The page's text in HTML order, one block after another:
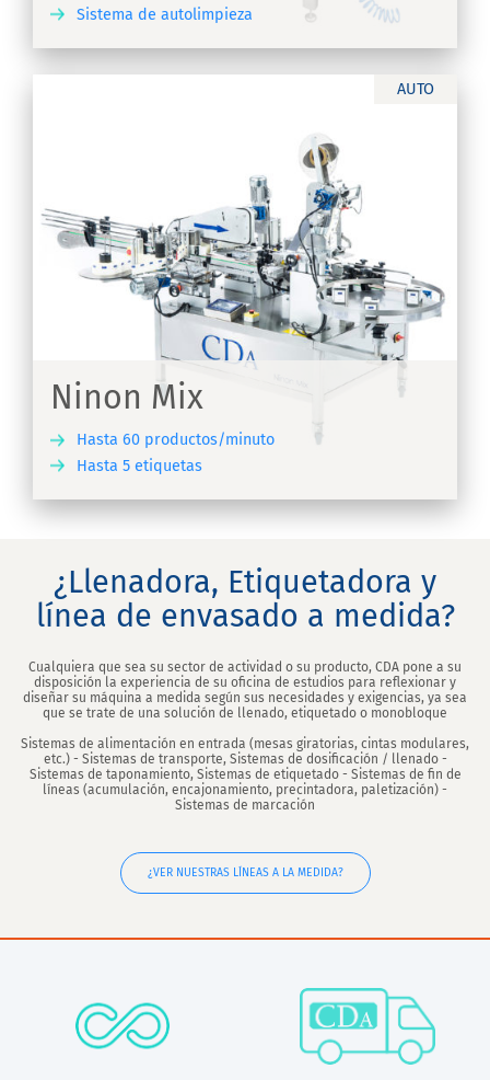
Sistema de autolimpieza
AUTO
Ninon Mix
Hasta 60 productos/minuto
Hasta 5 etiquetas
¿Llenadora, Etiquetadora y
línea de envasado a medida?
Cualquiera que sea su sector de actividad o su producto, CDA pone a su
disposición la experiencia de su oficina de estudios para reflexionar y
diseñar su máquina a medida según sus necesidades y exigencias, ya sea
que se trate de una solución de llenado, etiquetado o monobloque
Sistemas de alimentación en entrada (mesas giratorias, cintas modulares,
etc.) - Sistemas de transporte, Sistemas de dosificación / llenado -
Sistemas de taponamiento, Sistemas de etiquetado - Sistemas de fin de
líneas (acumulación, encajonamiento, precintadora, paletización) -
Sistemas de marcación
¿VER NUESTRAS LÍNEAS A LA MEDIDA?